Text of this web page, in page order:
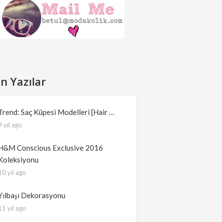
Yazılar
Saç Küpesi Modelleri [Hair …
yıl ago
Conscious Exclusive 2016
yıl ago
Dekorasyonu
yıl ago